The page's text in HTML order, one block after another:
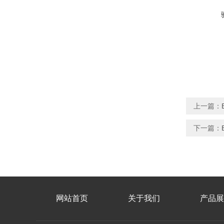
上一篇：
下一篇：
网站首页 关于我们 产品